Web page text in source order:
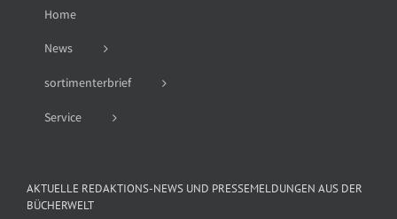
Home
News
sortimenterbrief
Service
AKTUELLE REDAKTIONS-NEWS UND PRESSEMELDUNGEN AUS DER
BÜCHERWELT